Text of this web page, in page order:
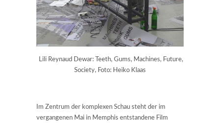
Lili Reynaud Dewar: Teeth, Gums, Machines, Future,
Society, Foto: Heiko Klaas
Im Zentrum der komplexen Schau steht der im
vergangenen Mai in Memphis entstandene Film